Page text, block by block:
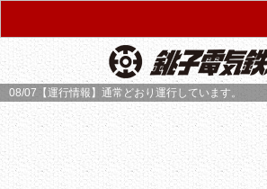
08/07【運行情報】 通常どおり運行しています。